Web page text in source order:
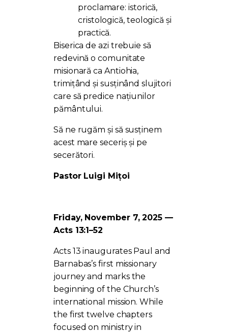
proclamare: istorică,
cristologică, teologică și
practică.
Biserica de azi trebuie să
redevină o comunitate
misionară ca Antiohia,
trimițând și susținând slujitori
care să predice națiunilor
pământului.
Să ne rugăm și să susținem
acest mare seceriș și pe
secerători.
Pastor Luigi Mițoi
Friday, November 7, 2025 —
Acts 13:1–52
Acts 13 inaugurates Paul and
Barnabas’s first missionary
journey and marks the
beginning of the Church’s
international mission. While
the first twelve chapters
focused on ministry in